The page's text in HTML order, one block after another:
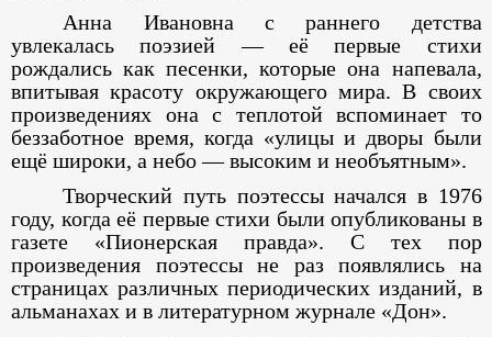
Анна Ивановна с раннего детства
увлекалась поэзией — её первые стихи
рождались как песенки, которые она напевала,
впитывая красоту окружающего мира. В своих
произведениях она с теплотой вспоминает то
беззаботное время, когда «улицы и дворы были
ещё широки, а небо — высоким и необъятным».
Творческий путь поэтессы начался в 1976
году, когда её первые стихи были опубликованы в
газете «Пионерская правда». С тех пор
произведения поэтессы не раз появлялись на
страницах различных периодических изданий, в
альманахах и в литературном журнале «Дон».